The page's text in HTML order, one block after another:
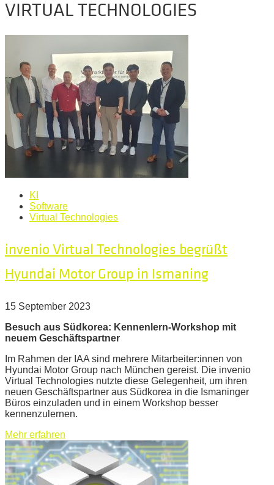
VIRTUAL TECHNOLOGIES
KI
Software
Virtual Technologies
invenio Virtual Technologies begrüßt
Hyundai Motor Group in Ismaning
15 September 2023
Besuch aus Südkorea: Kennenlern-Workshop mit
neuem Geschäftspartner
Im Rahmen der IAA sind mehrere Mitarbeiter:innen von
Hyundai Motor Group nach München gereist. Die invenio
Virtual Technologies nutzte diese Gelegenheit, um ihren
neuen Geschäftspartner aus Südkorea in die Ismaninger
Büros einzuladen und in einem Workshop besser
kennenzulernen.
Mehr erfahren